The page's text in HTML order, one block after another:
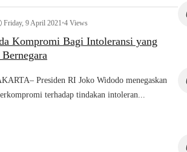
Friday, 9 April 2021•4 Views
Kompromi Bagi Intoleransi yang
Presiden RI Joko Widodo menegaskan
terhadap tindakan intoleran...